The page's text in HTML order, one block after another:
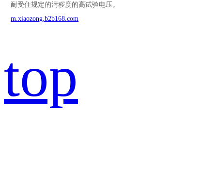
耐受住规定的污秽度的高试验电压。
m.xiaozong.b2b168.com
top